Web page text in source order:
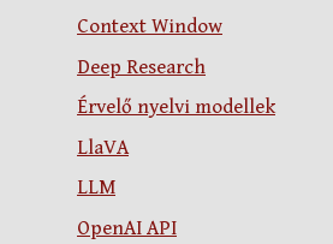
Context Window
Deep Research
Érvelő nyelvi modellek
LlaVA
LLM
OpenAI API